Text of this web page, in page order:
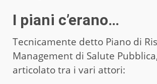
I piani c’erano…
Tecnicamente detto Piano di
Management di Salute
articolato tra i vari attori: